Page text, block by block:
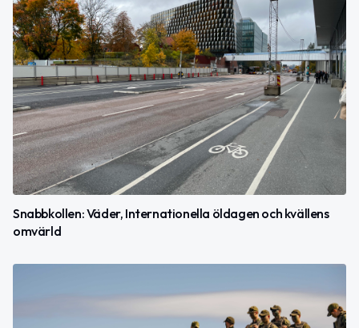
Snabbkollen: Väder, Internationella öldagen och kvällens
omvärld